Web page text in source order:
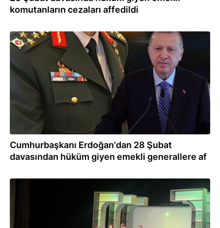
komutanların cezaları affedildi
17.05.2024
Cumhurbaşkanı Erdoğan'dan 28 Şubat
davasından hüküm giyen emekli generallere af